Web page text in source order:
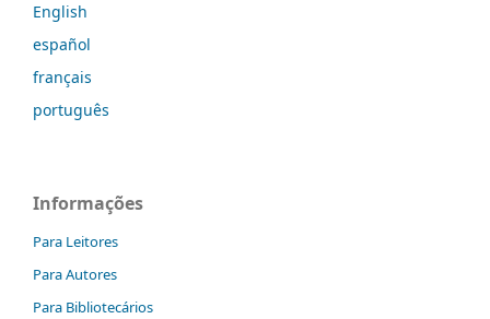
English
español
français
português
Informações
Para Leitores
Para Autores
Para Bibliotecários